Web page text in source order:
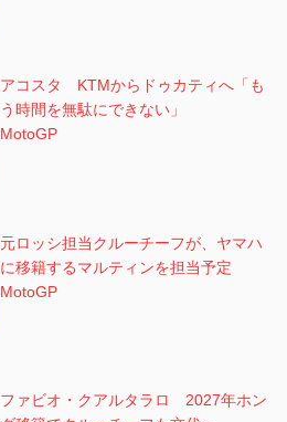
アコスタ KTMからドゥカティへ「も
う時間を無駄にできない」
MotoGP
元ロッシ担当クルーチーフが、ヤマハ
に移籍するマルティンを担当予定
MotoGP
ファビオ・クアルタラロ 2027年ホン